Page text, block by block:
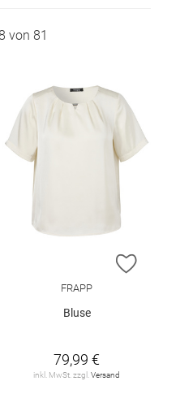
von 81
HINZUFÜGEN
ZUR
FRAPP
Bluse
79,99 €
inkl. MwSt. zzgl. Versand